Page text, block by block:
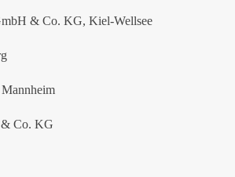
& Co. KG, Kiel-Wellsee
Co. KG